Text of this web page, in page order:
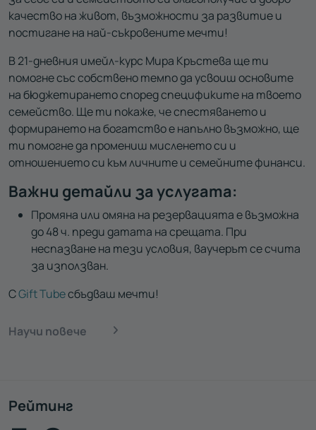
качество на живот, възможности за развитие и
постигане на най-съкровените мечти!
В 21-дневния имейл-курс Мира Кръстева щети
помогнесъс собствено темпо да усвоишосновите
на бюджетирането според спецификите на твоето
семейство. Щети покаже, че спестяването и
формирането на богатство е напълно възможно, ще
ти помогнеда промениш мисленето си и
отношението си към личните и семейните финанси.
Важни детайли за услугата:
Промяна или омяна на резервацията е възможна
до 48 ч. преди датата на срещата. При
неспазване на тези условия, ваучерът се счита
за използван.
СGift Tubeсбъдваш мечти!
Научи повече
Рейтинг